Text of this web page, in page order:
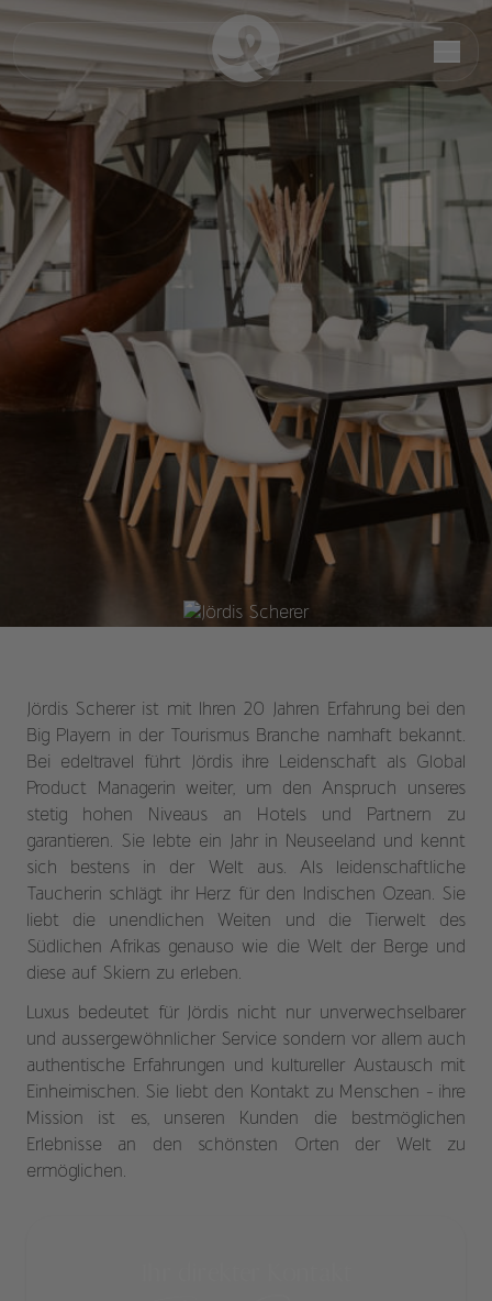
Jördis Scherer
Head of Product
Jördis Scherer ist mit Ihren 20 Jahren Erfahrung bei den
Big Playern in der Tourismus Branche namhaft bekannt.
Bei edeltravel führt Jördis ihre Leidenschaft als Global
Product Managerin weiter, um den Anspruch unseres
stetig hohen Niveaus an Hotels und Partnern zu
garantieren. Sie lebte ein Jahr in Neuseeland und kennt
sich bestens in der Welt aus. Als leidenschaftliche
Taucherin schlägt ihr Herz für den Indischen Ozean. Sie
liebt die unendlichen Weiten und die Tierwelt des
Südlichen Afrikas genauso wie die Welt der Berge und
diese auf Skiern zu erleben.
Luxus bedeutet für Jördis nicht nur unverwechselbarer
und aussergewöhnlicher Service sondern vor allem auch
authentische Erfahrungen und kultureller Austausch mit
Einheimischen. Sie liebt den Kontakt zu Menschen - ihre
Mission ist es, unseren Kunden die bestmöglichen
Erlebnisse an den schönsten Orten der Welt zu
ermöglichen.